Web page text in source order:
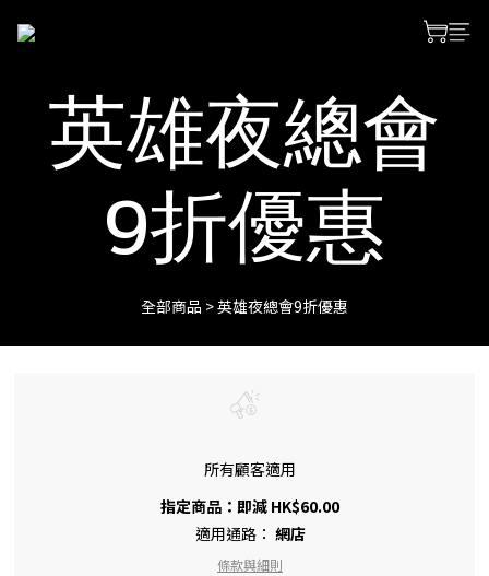
英雄夜總會
9折優惠
全部商品 >英雄夜總會9折優惠
所有顧客適用
指定商品：即減 HK$60.00
適用通路： 網店
條款與細則